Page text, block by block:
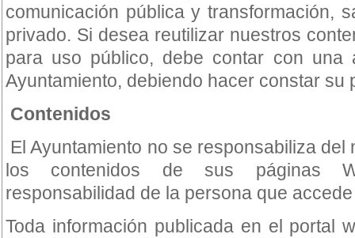
comunicación pública y transformación,
privado. Si desea reutilizar nuestros
para uso público, debe contar con una
Ayuntamiento, debiendo hacer constar su
Contenidos
El Ayuntamiento no se responsabiliza
los contenidos de sus páginas
responsabilidad de la persona que
Toda información publicada en el portal